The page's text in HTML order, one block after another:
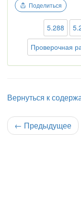
Поделиться
5.288
Проверочная
Вернуться к
← Предыдущее